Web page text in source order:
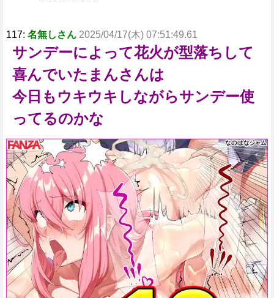
117: 名無しさん 2025/04/17(木) 07:51:49.61
サンデーによって花火が型落ちして
喜んでいたまんさんは
今日もウキウキしながらサンデー使
ってるのかな